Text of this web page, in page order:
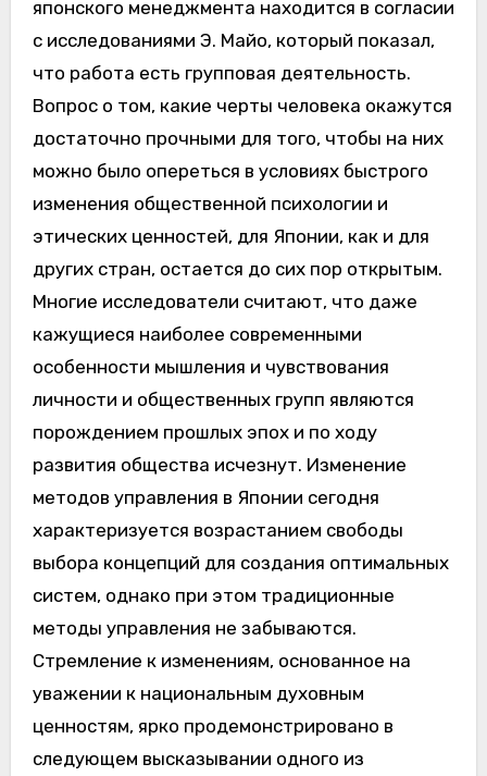
японского менеджмента находится в согласии
с исследованиями Э. Майо, который показал,
что работа есть групповая деятельность.
Вопрос о том, какие черты человека окажутся
достаточно прочными для того, чтобы на них
можно было опереться в условиях быстрого
изменения общественной психологии и
этических ценностей, для Японии, как и для
других стран, остается до сих пор открытым.
Многие исследователи считают, что даже
кажущиеся наиболее современными
особенности мышления и чувствования
личности и общественных групп являются
порождением прошлых эпох и по ходу
развития общества исчезнут. Изменение
методов управления в Японии сегодня
характеризуется возрастанием свободы
выбора концепций для создания оптимальных
систем, однако при этом традиционные
методы управления не забываются.
Стремление к изменениям, основанное на
уважении к национальным духовным
ценностям, ярко продемонстрировано в
следующем высказывании одного из